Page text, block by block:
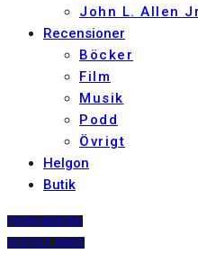
John L. Allen Jr
Recensioner
Böcker
Film
Musik
Podd
Övrigt
Helgon
Butik
PRENUMERERA
DIGITALT ARKIV